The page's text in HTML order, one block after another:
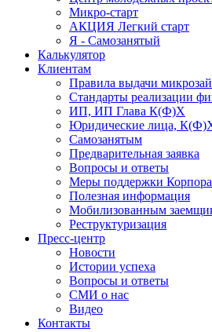
Микро-старт
АКЦИЯ Легкий старт
Я - Самозанятый
Калькулятор
Клиентам
Правила выдачи
Стандарты реализации
ИП, ИП Глава К(Ф)Х
Юридические лица,
Самозанятым
Предварительная заявка
Вопросы и ответы
Меры поддержки
Полезная информация
Мобилизованным
Реструктуризация
Пресс-центр
Новости
Истории успеха
Вопросы и ответы
СМИ о нас
Видео
Контакты